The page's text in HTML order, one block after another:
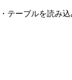
テーブルを読み